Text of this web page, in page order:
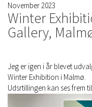
November 2023
Winter
Gallery,
Jeg er igen i år blevet
Winter Exhibition i Malmø.
Udsrtillingen kan ses frem